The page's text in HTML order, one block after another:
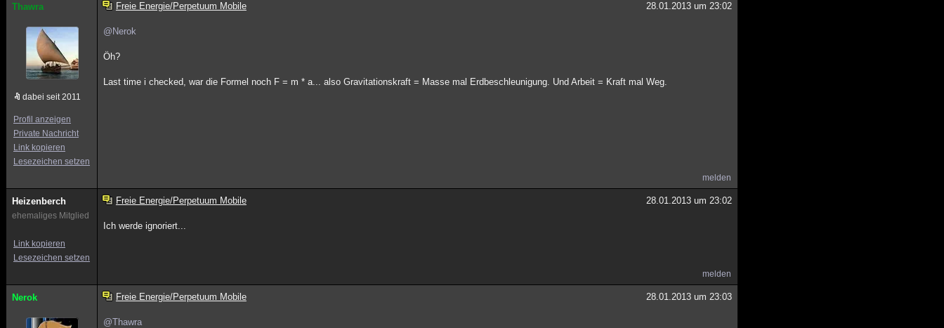
Thawra
dabei seit 2011
Profil anzeigen
Private Nachricht
Link kopieren
Lesezeichen setzen
Freie Energie/Perpetuum Mobile 28.01.2013 um 23:02
@Nerok
Öh?
Last time i checked, war die Formel noch F = m * a... also Gravitationskraft = Masse mal Erdbeschleunigung. Und Arbeit = Kraft mal Weg.
melden
Heizenberch
ehemaliges Mitglied
Link kopieren
Lesezeichen setzen
Freie Energie/Perpetuum Mobile 28.01.2013 um 23:02
Ich werde ignoriert...
melden
Nerok Freie Energie/Perpetuum Mobile 28.01.2013 um 23:03
@Thawra